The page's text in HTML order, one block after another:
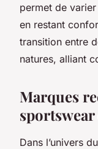
permet de
en restant
transition entre
natures, alliant
Marques
sportswear
Dans l’univers du